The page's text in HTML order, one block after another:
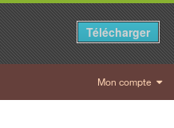
Mon compte
Télécharger